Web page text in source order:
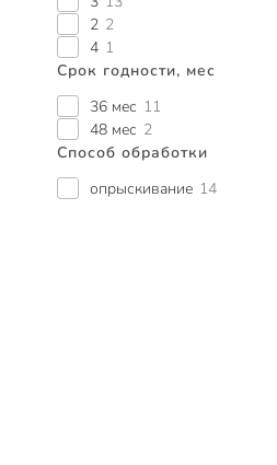
2 2
4 1
Срок годности, мес
36 мес 11
48 мес 2
Способ обработки
опрыскивание 14